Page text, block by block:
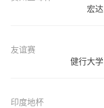
宏达
友谊赛
健行大学
印度地杯